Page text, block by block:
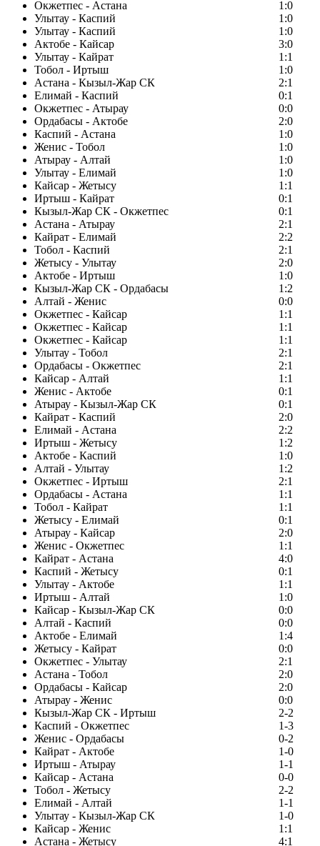
Окжетпес - Астана
1:0
Улытау - Каспий
1:0
Улытау - Каспий
1:0
Актобе - Кайсар
3:0
Улытау - Кайрат
1:1
Тобол - Иртыш
1:0
Астана - Кызыл-Жар СК
2:1
Елимай - Каспий
0:1
Окжетпес - Атырау
0:0
Ордабасы - Актобе
2:0
Каспий - Астана
1:0
Женис - Тобол
1:0
Атырау - Алтай
1:0
Улытау - Елимай
1:0
Кайсар - Жетысу
1:1
Иртыш - Кайрат
0:1
Кызыл-Жар СК - Окжетпес
0:1
Астана - Атырау
2:1
Кайрат - Елимай
2:2
Тобол - Каспий
2:1
Жетысу - Улытау
2:0
Актобе - Иртыш
1:0
Кызыл-Жар СК - Ордабасы
1:2
Алтай - Женис
0:0
Окжетпес - Кайсар
1:1
Окжетпес - Кайсар
1:1
Окжетпес - Кайсар
1:1
Улытау - Тобол
2:1
Ордабасы - Окжетпес
2:1
Кайсар - Алтай
1:1
Женис - Актобе
0:1
Атырау - Кызыл-Жар СК
0:1
Кайрат - Каспий
2:0
Елимай - Астана
2:2
Иртыш - Жетысу
1:2
Актобе - Каспий
1:0
Алтай - Улытау
1:2
Окжетпес - Иртыш
2:1
Ордабасы - Астана
1:1
Тобол - Кайрат
1:1
Жетысу - Елимай
0:1
Атырау - Кайсар
2:0
Женис - Окжетпес
1:1
Кайрат - Астана
4:0
Каспий - Жетысу
0:1
Улытау - Актобе
1:1
Иртыш - Алтай
1:0
Кайсар - Кызыл-Жар СК
0:0
Алтай - Каспий
0:0
Актобе - Елимай
1:4
Жетысу - Кайрат
0:0
Окжетпес - Улытау
2:1
Астана - Тобол
2:0
Ордабасы - Кайсар
2:0
Атырау - Женис
0:0
Кызыл-Жар СК - Иртыш
2-2
Каспий - Окжетпес
1-3
Женис - Ордабасы
0-2
Кайрат - Актобе
1-0
Иртыш - Атырау
1-1
Кайсар - Астана
0-0
Тобол - Жетысу
2-2
Елимай - Алтай
1-1
Улытау - Кызыл-Жар СК
1-0
Кайсар - Женис
1:1
Астана - Жетысу
4:1